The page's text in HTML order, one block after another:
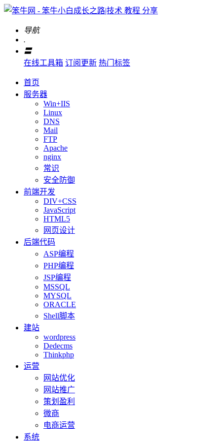
导航
.
〓
在线工具箱 订阅更新 热门标签
首页
服务器
Win+IIS
Linux
DNS
Mail
FTP
Apache
nginx
常识
安全防御
前端开发
DIV+CSS
JavaScript
HTML5
网页设计
后端代码
ASP编程
PHP编程
JSP编程
MSSQL
MYSQL
ORACLE
Shell脚本
建站
wordpress
Dedecms
Thinkphp
运营
网站优化
网站推广
策划盈利
微商
电商运营
系统